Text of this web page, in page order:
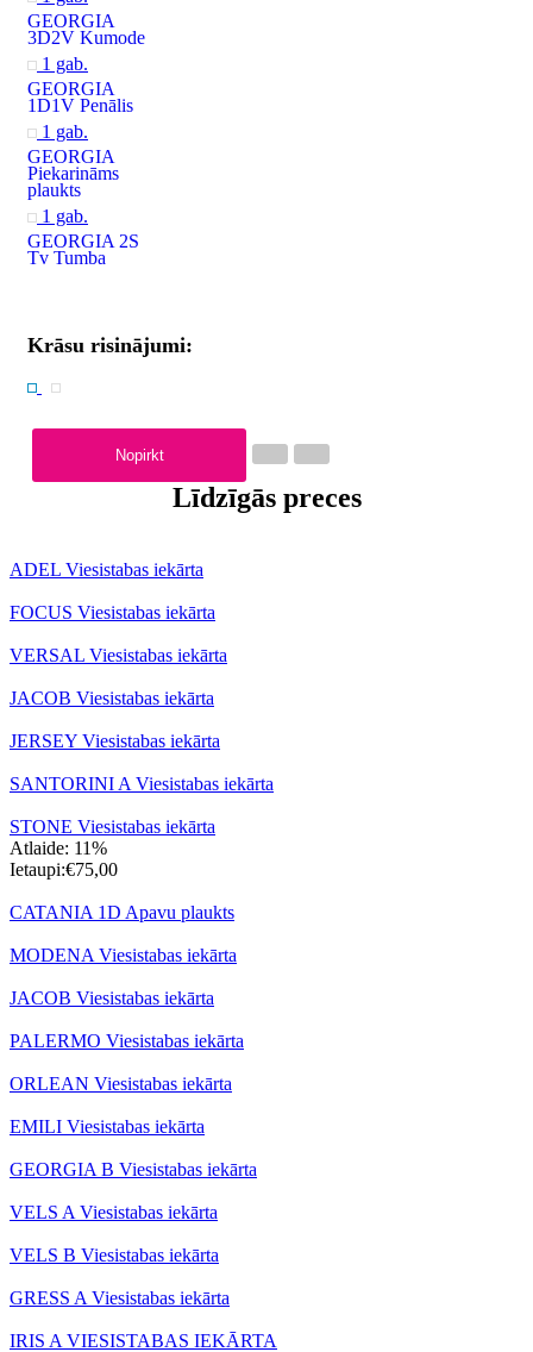
GEORGIA
3D2V Kumode
1 gab.
GEORGIA
1D1V Penālis
1 gab.
GEORGIA
Piekarināms
plaukts
1 gab.
GEORGIA 2S
Tv Tumba
Krāsu risinājumi:
Nopirkt
Līdzīgās preces
ADEL Viesistabas iekārta
FOCUS Viesistabas iekārta
VERSAL Viesistabas iekārta
JACOB Viesistabas iekārta
JERSEY Viesistabas iekārta
SANTORINI A Viesistabas iekārta
STONE Viesistabas iekārta
Atlaide: 11%
Ietaupi:€75,00
CATANIA 1D Apavu plaukts
MODENA Viesistabas iekārta
JACOB Viesistabas iekārta
PALERMO Viesistabas iekārta
ORLEAN Viesistabas iekārta
EMILI Viesistabas iekārta
GEORGIA B Viesistabas iekārta
VELS A Viesistabas iekārta
VELS B Viesistabas iekārta
GRESS A Viesistabas iekārta
IRIS A VIESISTABAS IEKĀRTA